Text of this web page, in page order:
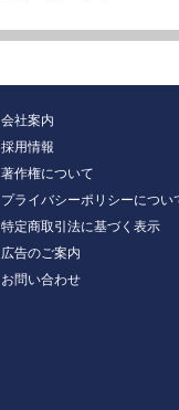
会社案内
採用情報
著作権について
プライバシーポリシーについ
特定商取引法に基づく表示
広告のご案内
お問い合わせ